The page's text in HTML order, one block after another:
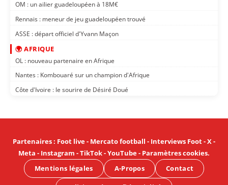
OM : un ailier guadeloupéen à 18M€
Rennais : meneur de jeu guadeloupéen trouvé
ASSE : départ officiel d'Yvann Maçon
🌍 AFRIQUE
OL : nouveau partenaire en Afrique
Nantes : Kombouaré sur un champion d'Afrique
Côte d'Ivoire : le sourire de Désiré Doué
Partenaires: Foot live- Mercato football - Interviews Foot-X-
Meta - Instagram -TikTok-YouTube- Paramètres cookies.
Mentions légales
A-Propos Contact